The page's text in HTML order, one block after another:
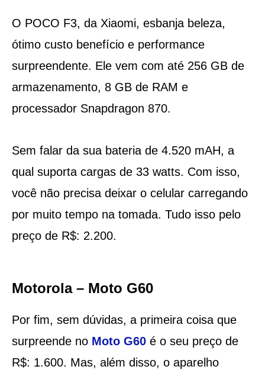
O POCO F3, da Xiaomi, esbanja beleza,
ótimo custo benefício e performance
surpreendente. Ele vem com até 256 GB de
armazenamento, 8 GB de RAM e
processador Snapdragon 870.
Sem falar da sua bateria de 4.520 mAH, a
qual suporta cargas de 33 watts. Com isso,
você não precisa deixar o celular carregando
por muito tempo na tomada. Tudo isso pelo
preço de R$: 2.200.
Motorola – Moto G60
Por fim, sem dúvidas, a primeira coisa que
surpreende no Moto G60é o seu preço de
R$: 1.600. Mas, além disso, o aparelho